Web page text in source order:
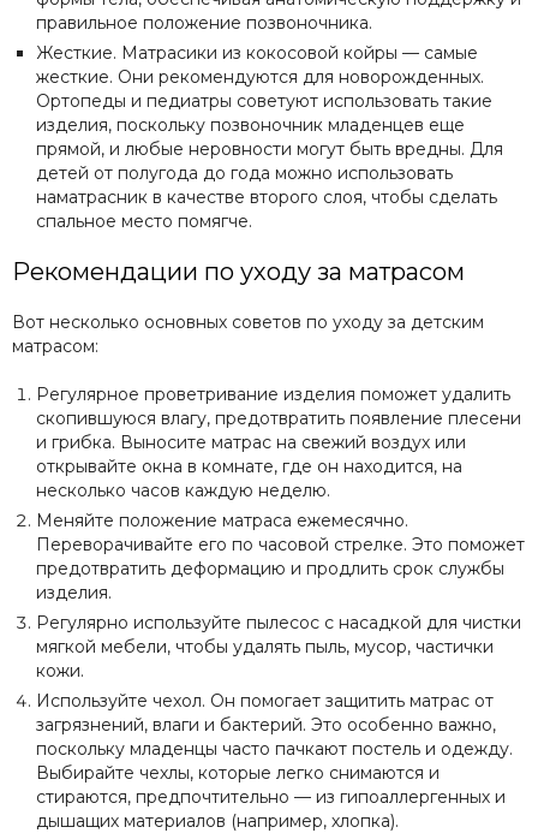
правильное положение позвоночника.
Жесткие. Матрасики из кокосовой койры — самые
жесткие. Они рекомендуются для новорожденных.
Ортопеды и педиатры советуют использовать такие
изделия, поскольку позвоночник младенцев еще
прямой, и любые неровности могут быть вредны. Для
детей от полугода до года можно использовать
наматрасник в качестве второго слоя, чтобы сделать
спальное место помягче.
Рекомендации по уходу за матрасом
Вот несколько основных советов по уходу за детским
матрасом:
Регулярное проветривание изделия поможет удалить
скопившуюся влагу, предотвратить появление плесени
и грибка. Выносите матрас на свежий воздух или
открывайте окна в комнате, где он находится, на
несколько часов каждую неделю.
Меняйте положение матраса ежемесячно.
Переворачивайте его по часовой стрелке. Это поможет
предотвратить деформацию и продлить срок службы
изделия.
Регулярно используйте пылесос с насадкой для чистки
мягкой мебели, чтобы удалять пыль, мусор, частички
кожи.
Используйте чехол. Он помогает защитить матрас от
загрязнений, влаги и бактерий. Это особенно важно,
поскольку младенцы часто пачкают постель и одежду.
Выбирайте чехлы, которые легко снимаются и
стираются, предпочтительно — из гипоаллергенных и
дышащих материалов (например, хлопка).